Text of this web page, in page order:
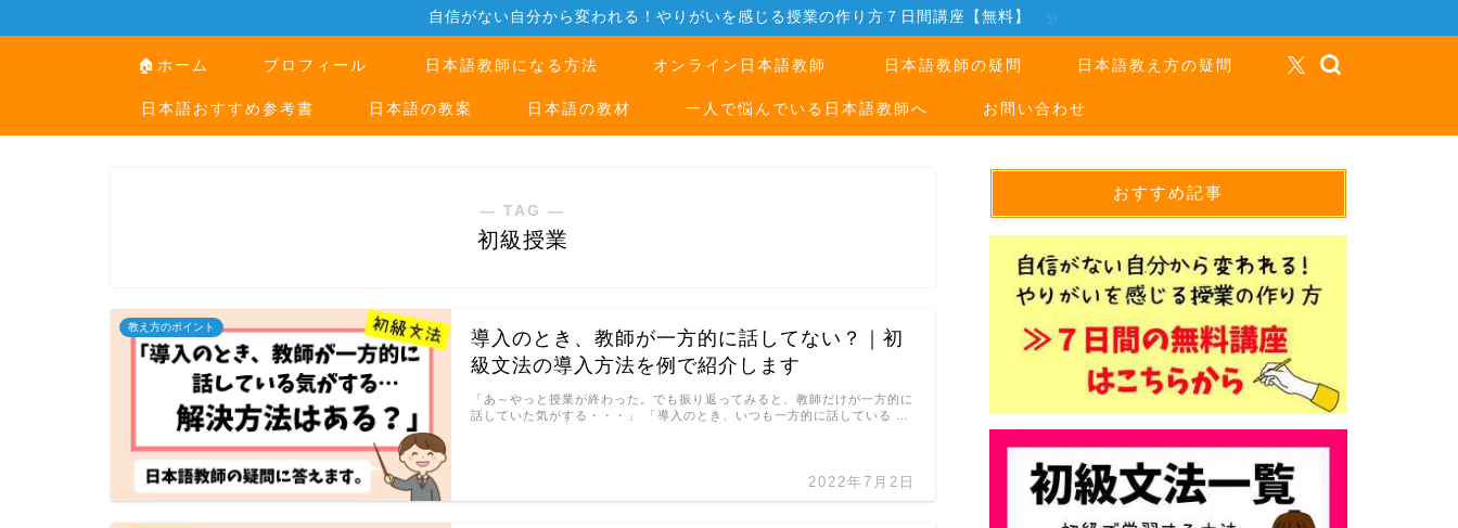
自信がない自分から変われる！やりがいを感じる授業の作り方７日間講座【無料】
🏠ホーム プロフィール 日本語教師になる方法 オンライン日本語教師 日本語教師の疑問 日本語教え方の疑問
日本語おすすめ参考書 日本語の教案 日本語の教材 一人で悩んでいる日本語教師へ お問い合わせ
― TAG ―
初級授業
教え方のポイント
導入のとき、教師が一方的に話してない？｜初
級文法の導入方法を例で紹介します
2022年7月2日
「あ～やっと授業が終わった。でも振り返ってみると、教師だけが一方的に
話していた気がする・・・」 「導入のとき、いつも一方的に話している …
おすすめ記事